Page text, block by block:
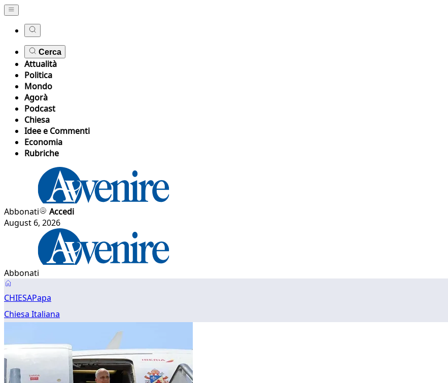
Cerca
Attualità
Politica
Mondo
Agorà
Podcast
Chiesa
Idee e Commenti
Economia
Rubriche
Abbonati
Accedi
August 6, 2026
Abbonati
Papa
CHIESAPapa
Chiesa Italiana